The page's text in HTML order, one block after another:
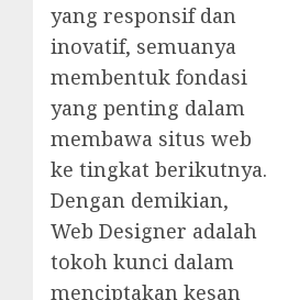
yang responsif dan
inovatif, semuanya
membentuk fondasi
yang penting dalam
membawa situs web
ke tingkat berikutnya.
Dengan demikian,
Web Designer adalah
tokoh kunci dalam
menciptakan kesan